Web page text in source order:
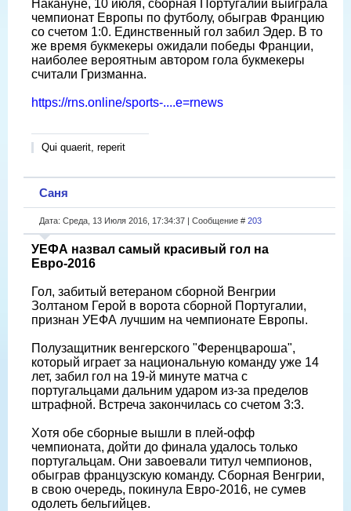
Накануне, 10 июля, сборная Португалии выиграла
чемпионат Европы по футболу, обыграв Францию
со счетом 1:0. Единственный гол забил Эдер. В то
же время букмекеры ожидали победы Франции,
наиболее вероятным автором гола букмекеры
считали Гризманна.
https://rns.online/sports-....e=rnews
Qui quaerit, reperit
Саня
Дата: Среда, 13 Июля 2016, 17:34:37 | Сообщение # 203
УЕФА назвал самый красивый гол на
Евро-2016
Гол, забитый ветераном сборной Венгрии
Золтаном Герой в ворота сборной Португалии,
признан УЕФА лучшим на чемпионате Европы.
Полузащитник венгерского "Ференцвароша",
который играет за национальную команду уже 14
лет, забил гол на 19-й минуте матча с
португальцами дальним ударом из-за пределов
штрафной. Встреча закончилась со счетом 3:3.
Хотя обе сборные вышли в плей-офф
чемпионата, дойти до финала удалось только
португальцам. Они завоевали титул чемпионов,
обыграв французскую команду. Сборная Венгрии,
в свою очередь, покинула Евро-2016, не сумев
одолеть бельгийцев.